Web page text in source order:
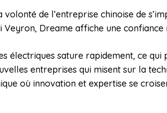
de l’entreprise chinoise de
Dreame affiche une
électriques sature rapidement, ce
entreprises qui misent sur la
où innovation et expertise se